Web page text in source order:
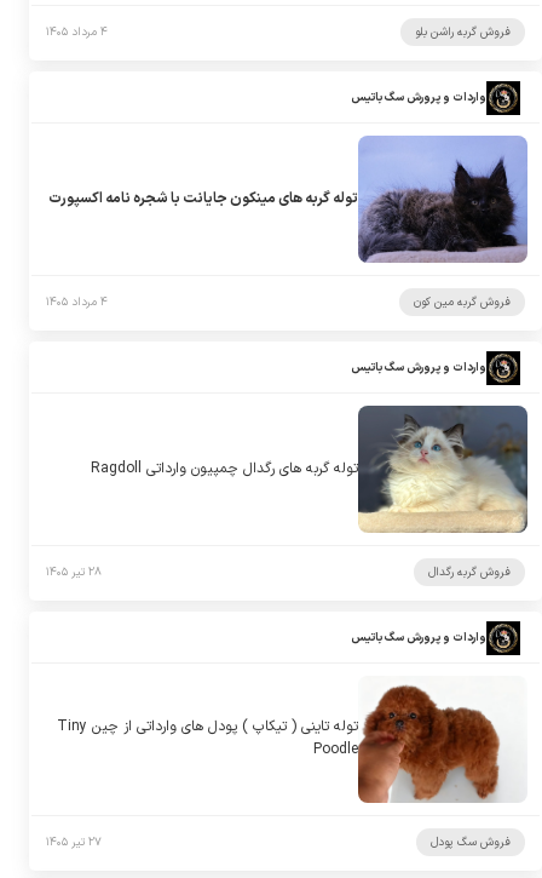
فروش گربه راشن بلو ۴ مرداد ۱۴۰۵
واردات و پرورش سگ باتیس
توله گربه های مینکون جایانت با شجره نامه اکسپورت
فروش گربه مین کون ۴ مرداد ۱۴۰۵
واردات و پرورش سگ باتیس
توله گربه های رگدال چمپیون وارداتی Ragdoll
فروش گربه رگدال ۲۸ تیر ۱۴۰۵
واردات و پرورش سگ باتیس
توله تاینی ( تیکاپ ) پودل های وارداتی از چین Tiny
Poodle
فروش سگ پودل ۲۷ تیر ۱۴۰۵